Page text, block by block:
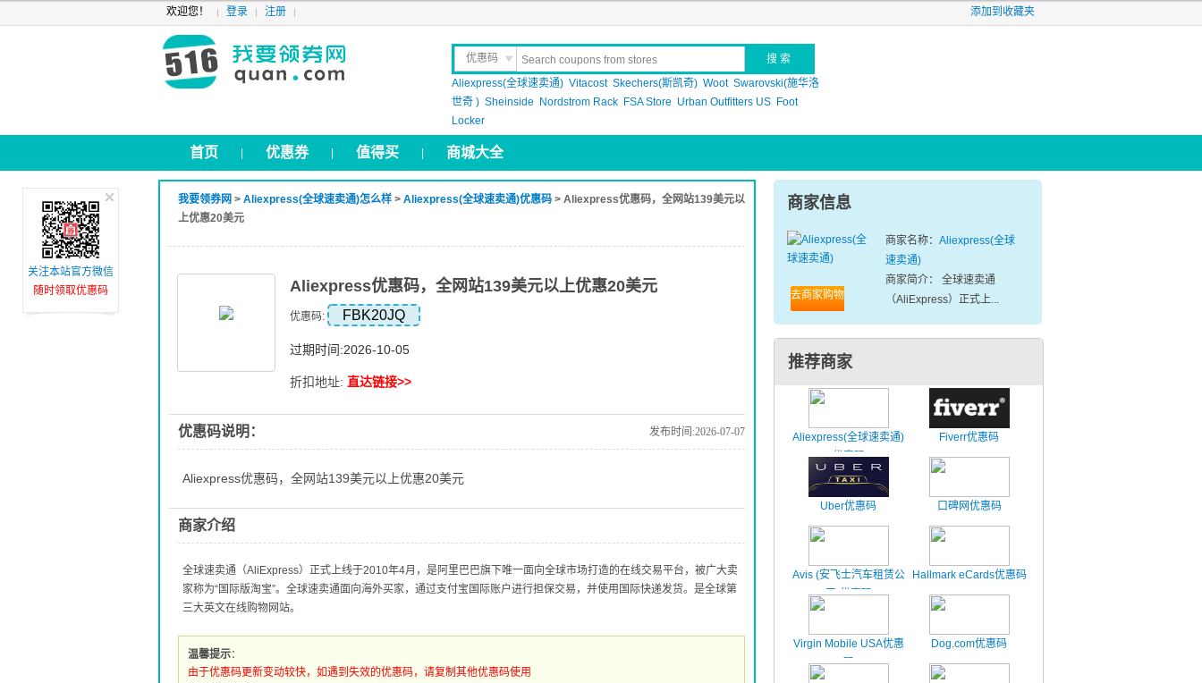
欢迎您！ 登录 注册 添加到收藏夹
优惠码
晒 单
Aliexpress(全球速卖通) Vitacost Skechers(斯凯奇) Woot Swarovski(施华洛
世奇 ) Sheinside Nordstrom Rack FSA Store Urban Outfitters US Foot
Locker
首页 优惠券 值得买 商城大全
我要领券网 > Aliexpress(全球速卖通)怎么样 > Aliexpress(全球速卖通)优惠码 > Aliexpress优惠码，全网站139美元以
上优惠20美元
Aliexpress优惠码，全网站139美元以上优惠20美元
优惠码: FBK20JQ
过期时间:2026-10-05
折扣地址: 直达链接>>
优惠码说明： 发布时间:2026-07-07
Aliexpress优惠码，全网站139美元以上优惠20美元
商家介绍
全球速卖通（AliExpress）正式上线于2010年4月，是阿里巴巴旗下唯一面向全球市场打造的在线交易平台，被广大卖
家称为“国际版淘宝”。全球速卖通面向海外买家，通过支付宝国际账户进行担保交易，并使用国际快递发货。是全球第
三大英文在线购物网站。
温馨提示：
由于优惠码更新变动较快，如遇到失效的优惠码，请复制其他优惠码使用
商家信息
去商家购物
商家名称： Aliexpress(全球
速卖通)
商家简介： 全球速卖通
（AliExpress）正式上...
推荐商家
Aliexpress(全球速卖通)
优惠码
Fiverr优惠码
Uber优惠码 口碑网优惠码
Avis (安飞士汽车租赁公
司)优惠码
Hallmark eCards优惠码
Virgin Mobile USA优惠
码
Dog.com优惠码
关注本站官方微信
随时领取优惠码